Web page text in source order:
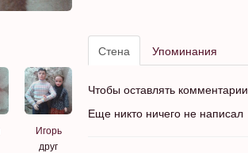
Игорь
друг
Стена Упоминания
Чтобы оставлять
Еще никто ничего не написал